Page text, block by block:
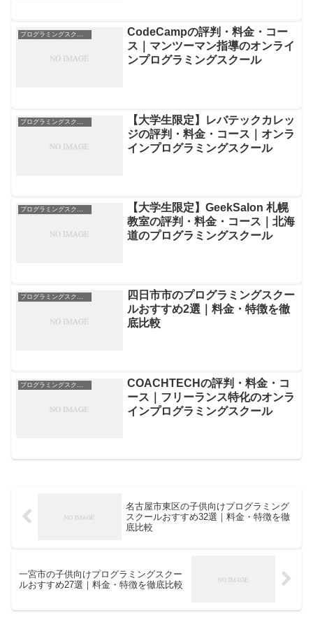
CodeCampの評判・料金・コー
ス｜マンツーマン指導のオンライ
ンプログラミングスクール
【大学生限定】レバテックカレッ
ジの評判・料金・コース｜オンラ
インプログラミングスクール
プログラミングスクール
【大学生限定】GeekSalon 札幌
教室の評判・料金・コース｜北海
道のプログラミングスクール
プログラミングスクール
四日市市のプログラミングスクー
ルおすすめ2選｜料金・特徴を徹
底比較
COACHTECHの評判・料金・コ
ース｜フリーランス特化のオンラ
インプログラミングスクール
名古屋市東区の子供向けプログラミング
スクールおすすめ32選｜料金・特徴を徹
底比較
一宮市の子供向けプログラミングスクー
ルおすすめ27選｜料金・特徴を徹底比較